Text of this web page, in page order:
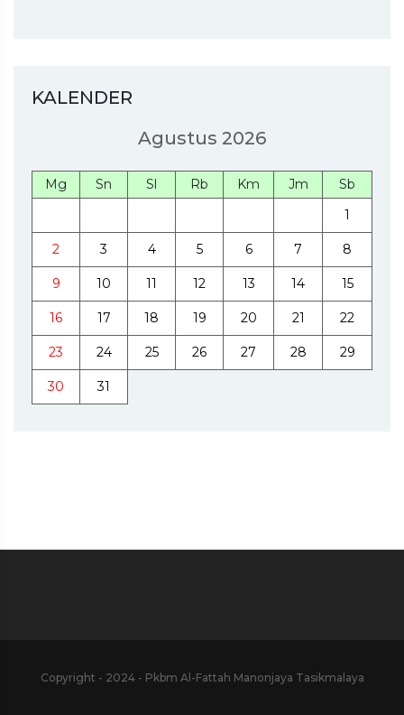
KALENDER
Agustus 2026
Mg Sn Sl Rb Km Jm
Sb
1
2 3 4 5 6 7 8
9 10 11 12 13 14 15
16 17 18 19 20 21 22
23 24 25 26 27 28 29
30 31
Copyright - 2024 - Pkbm Al-Fattah Manonjaya Tasikmalaya